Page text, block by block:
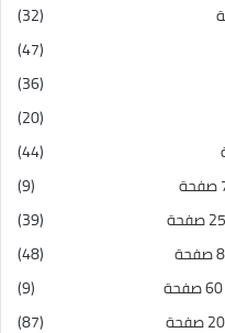
(32)
(47)
(36)
(20)
(44)
(9)
(39)
(48)
(9)
(87)